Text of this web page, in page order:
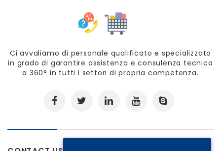
Ci avvaliamo di personale qualificato e specializzato
in grado di garantire assistenza e consulenza tecnica
a 360° in tutti i settori di propria competenza.